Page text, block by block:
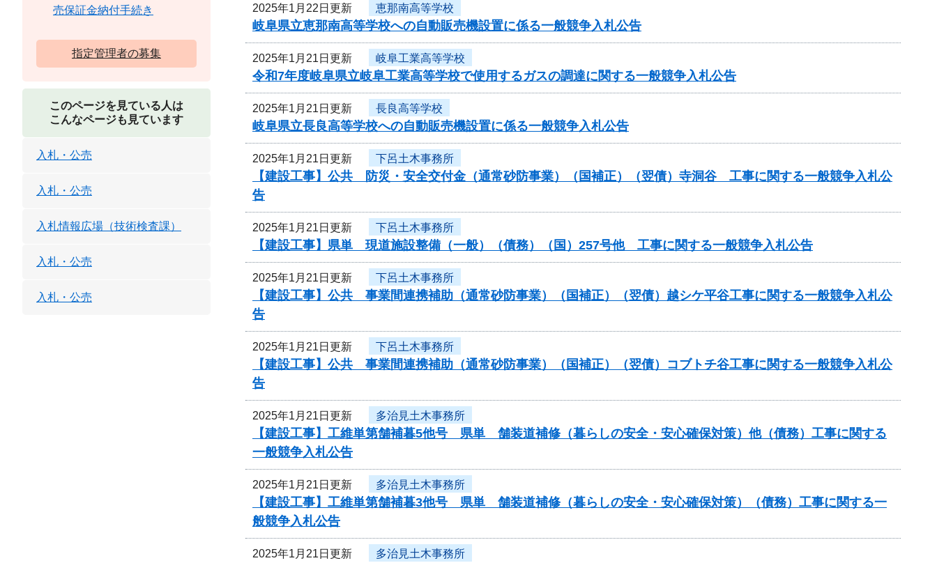
2025年1月22日更新 恵那南高等学校
岐阜県立恵那南高等学校への自動販売機設置に係る一般競争入札公告
2025年1月21日更新 岐阜工業高等学校
令和7年度岐阜県立岐阜工業高等学校で使用するガスの調達に関する一般競争入札公告
2025年1月21日更新 長良高等学校
岐阜県立長良高等学校への自動販売機設置に係る一般競争入札公告
2025年1月21日更新 下呂土木事務所
【建設工事】公共 防災・安全交付金（通常砂防事業）（国補正）（翌債）寺洞谷 工事に関する一般競争入札公
告
2025年1月21日更新 下呂土木事務所
【建設工事】県単 現道施設整備（一般）（債務）（国）257号他 工事に関する一般競争入札公告
2025年1月21日更新 下呂土木事務所
【建設工事】公共 事業間連携補助（通常砂防事業）（国補正）（翌債）越シケ平谷工事に関する一般競争入札公
告
2025年1月21日更新 下呂土木事務所
【建設工事】公共 事業間連携補助（通常砂防事業）（国補正）（翌債）コブトチ谷工事に関する一般競争入札公
告
2025年1月21日更新 多治見土木事務所
【建設工事】工維単第舗補暮5他号 県単 舗装道補修（暮らしの安全・安心確保対策）他（債務）工事に関する
一般競争入札公告
2025年1月21日更新 多治見土木事務所
【建設工事】工維単第舗補暮3他号 県単 舗装道補修（暮らしの安全・安心確保対策）（債務）工事に関する一
般競争入札公告
2025年1月21日更新 多治見土木事務所
売保証金納付手続き
指定管理者の募集
このページを見ている人は
こんなページも見ています
入札・公売
入札・公売
入札情報広場（技術検査課）
入札・公売
入札・公売